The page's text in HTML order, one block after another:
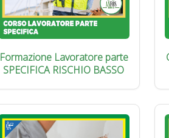
Formazione Lavoratore parte
SPECIFICA RISCHIO BASSO